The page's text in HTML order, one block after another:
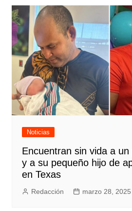
Noticias
Encuentran sin vida a
y a su pequeño hijo de
en Texas
Redacción marzo 28, 2025